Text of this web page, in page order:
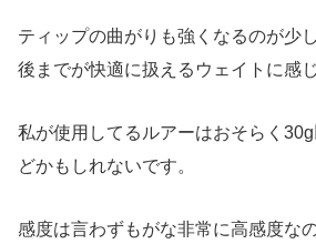
ティップの曲がりも強くなるのが少
後までが快適に扱えるウェイトに感
私が使用してるルアーはおそらく
どかもしれないです。
感度は言わずもがな非常に高感度な